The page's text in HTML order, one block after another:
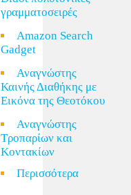
γραμματοσειρές
Amazon Search
Gadget
Αναγνώστης
Καινής Διαθήκης με
Εικόνα της Θεοτόκου
Αναγνώστης
Τροπαρίων και
Κοντακίων
Περισσότερα